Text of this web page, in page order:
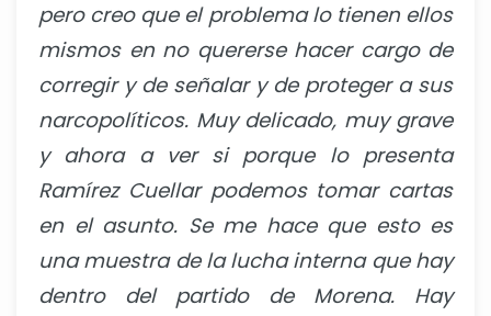
pero creo que el problema lo tienen ellos
mismos en no quererse hacer cargo de
corregir y de señalar y de proteger a sus
narcopolíticos. Muy delicado, muy grave
y ahora a ver si porque lo presenta
Ramírez Cuellar podemos tomar cartas
en el asunto. Se me hace que esto es
una muestra de la lucha interna que hay
dentro del partido de Morena. Hay